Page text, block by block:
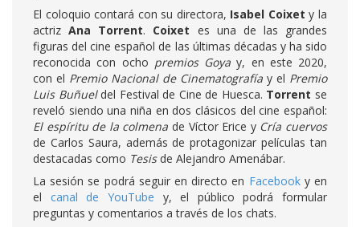
El coloquio contará con su directora, Isabel Coixet y la
actrizAna Torrent. Coixet es una de las grandes
figuras del cine español de las últimas décadas y ha sido
reconocida con ocho premios Goya y, en este 2020,
con el Premio Nacional de Cinematografía y el Premio
Luis Buñueldel Festival de Cine de Huesca. Torrent se
reveló siendo una niña en dos clásicos del cine español:
El espíritu de la colmena de Víctor Erice y Cría cuervos
de Carlos Saura, además de protagonizar películas tan
destacadas como Tesisde Alejandro Amenábar.
La sesión se podrá seguir en directo en Facebook y en
el canal de YouTube
y, el público podrá formular
preguntas y comentarios a través de los chats.